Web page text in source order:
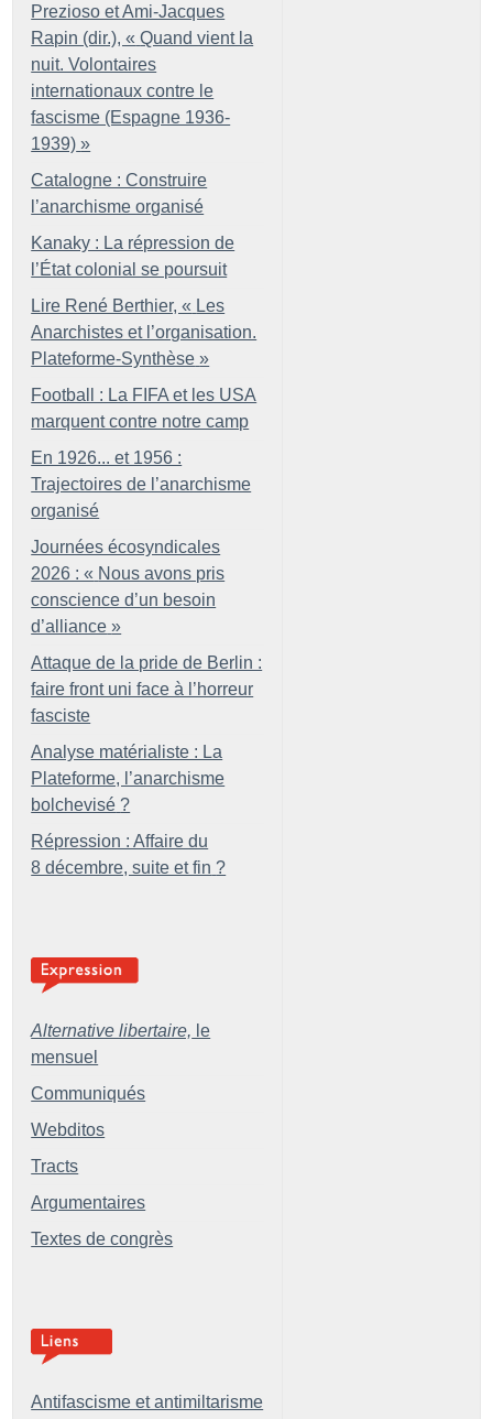
Prezioso et Ami-Jacques
Rapin (dir.), « Quand vient la
nuit. Volontaires
internationaux contre le
fascisme (Espagne 1936-
1939) »
Catalogne : Construire
l’anarchisme organisé
Kanaky : La répression de
l’État colonial se poursuit
Lire René Berthier, « Les
Anarchistes et l’organisation.
Plateforme-Synthèse »
Football : La FIFA et les USA
marquent contre notre camp
En 1926... et 1956 :
Trajectoires de l’anarchisme
organisé
Journées écosyndicales
2026 : « Nous avons pris
conscience d’un besoin
d’alliance »
Attaque de la pride de Berlin :
faire front uni face à l’horreur
fasciste
Analyse matérialiste : La
Plateforme, l’anarchisme
bolchevisé ?
Répression : Affaire du
8 décembre, suite et fin ?
Alternative libertaire, le
mensuel
Communiqués
Webditos
Tracts
Argumentaires
Textes de congrès
Antifascisme et antimiltarisme